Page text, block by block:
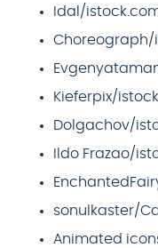
Idal/
Choreograph/
Kieferpix/
Dolgachov/
Ildo Frazao/
sonulkaster/
Animated